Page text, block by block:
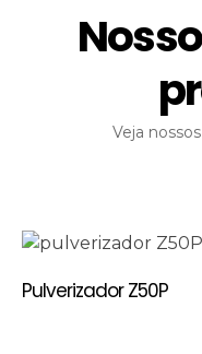
Veja
Pulverizador Z50P